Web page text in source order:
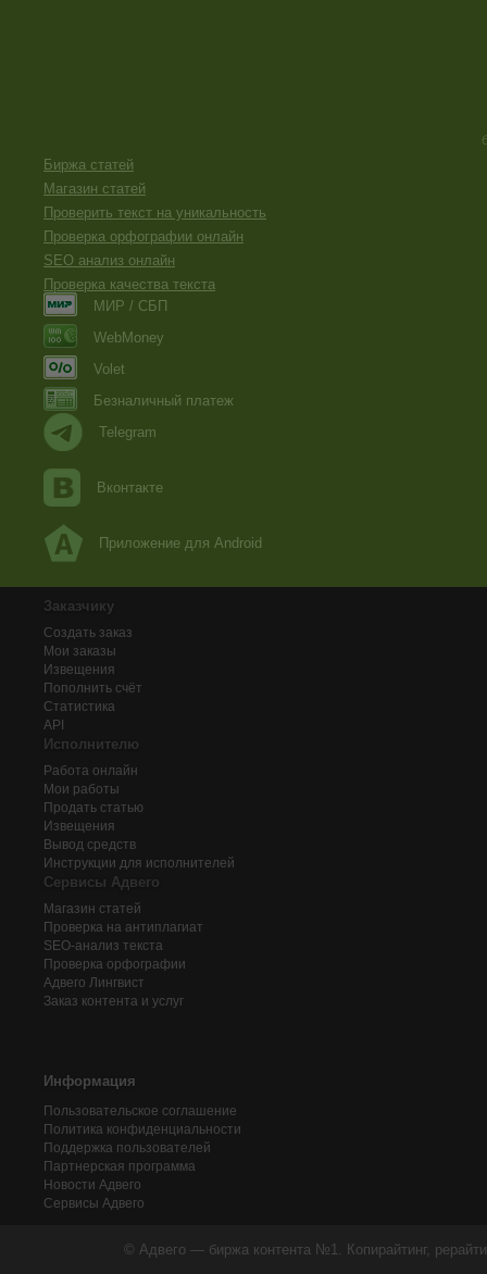
Биржа статей
Магазин статей
Проверить текст на уникальность
Проверка орфографии онлайн
SEO анализ онлайн
Проверка качества текста
МИР / СБП
WebMoney
Volet
Безналичный платеж
Telegram
Вконтакте
Приложение для Android
Заказчику
Создать заказ
Мои заказы
Извещения
Пополнить счёт
Статистика
API
Исполнителю
Работа онлайн
Мои работы
Продать статью
Извещения
Вывод средств
Инструкции для исполнителей
Сервисы Адвего
Магазин статей
Проверка на антиплагиат
SEO-анализ текста
Проверка орфографии
Адвего Лингвист
Заказ контента и услуг
Информация
Пользовательское соглашение
Политика конфиденциальности
Поддержка пользователей
Партнерская программа
Новости Адвего
Сервисы Адвего
© Адвего — биржа контента №1. Копирайтинг,